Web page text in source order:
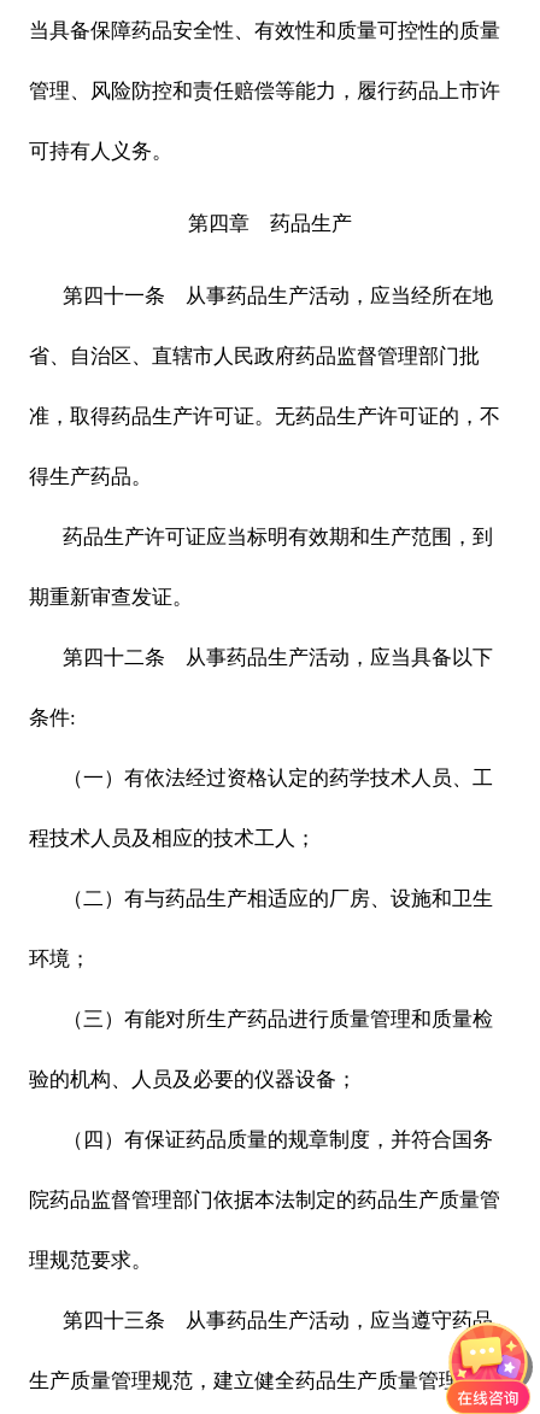
当具备保障药品安全性、有效性和质量可控性的质量
管理、风险防控和责任赔偿等能力，履行药品上市许
可持有人义务。
第四章 药品生产
第四十一条 从事药品生产活动，应当经所在地
省、自治区、直辖市人民政府药品监督管理部门批
准，取得药品生产许可证。无药品生产许可证的，不
得生产药品。
药品生产许可证应当标明有效期和生产范围，到
期重新审查发证。
第四十二条 从事药品生产活动，应当具备以下
条件:
（一）有依法经过资格认定的药学技术人员、工
程技术人员及相应的技术工人；
（二）有与药品生产相适应的厂房、设施和卫生
环境；
（三）有能对所生产药品进行质量管理和质量检
验的机构、人员及必要的仪器设备；
（四）有保证药品质量的规章制度，并符合国务
院药品监督管理部门依据本法制定的药品生产质量管
理规范要求。
第四十三条 从事药品生产活动，应当遵守药品
生产质量管理规范，建立健全药品生产质量管理体